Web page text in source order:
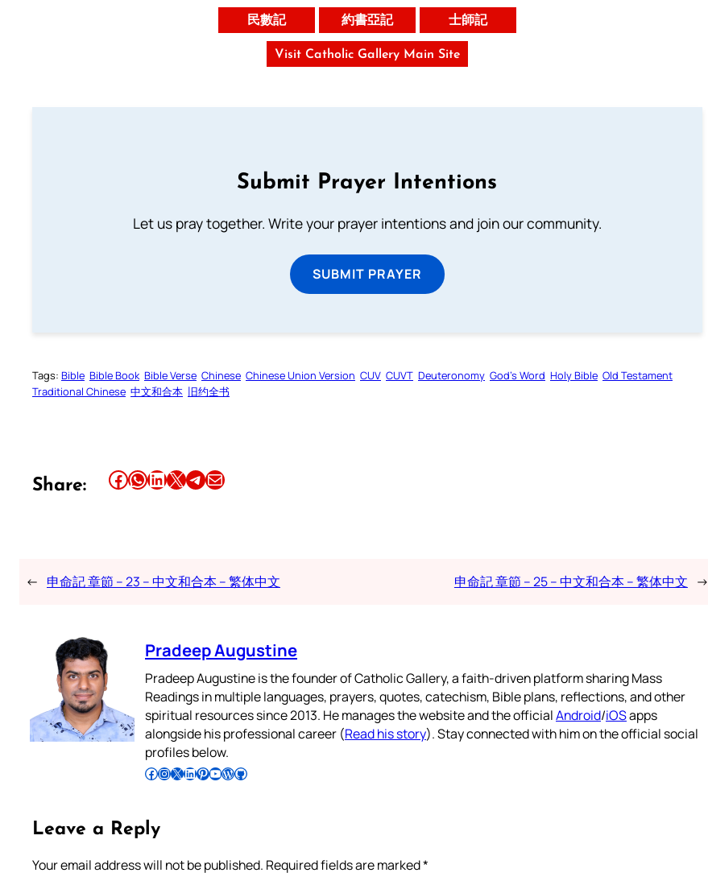
民數記 約書亞記 士師記
Visit Catholic Gallery Main Site
Submit Prayer Intentions
Let us pray together. Write your prayer intentions and join our community.
SUBMIT PRAYER
Tags: Bible Bible Book Bible Verse Chinese Chinese Union Version CUV CUVT Deuteronomy God’s Word Holy Bible Old Testament
Traditional Chinese 中文和合本 旧约全书
Share: Share this article on Facebook Share this article on WhatsApp Share this article on LinkedIn Share this article on X Share this article on TelegramEmail this Article
← 申命記 章節 – 23 – 中文和合本 – 繁体中文 申命記 章節 – 25 – 中文和合本 – 繁体中文 →
Pradeep Augustine
Pradeep Augustine is the founder of Catholic Gallery, a faith-driven platform sharing Mass
Readings in multiple languages, prayers, quotes, catechism, Bible plans, reflections, and other
spiritual resources since 2013. He manages the website and the officialAndroid/iOSapps
alongside his professional career (Read his story). Stay connected with him on the official social
profiles below.
Follow Pradeep on Facebook Follow Pradeep on InstagramFollow Pradeep on X Follow Pradeep on LinkedIn Follow Pradeep on Pinterest Subscribe to Pradeep’s Youtube Channel Follow Pradeep on WordPress Follow Pradeep on GitHub
Leave a Reply
Your email address will not be published. Required fields are marked*